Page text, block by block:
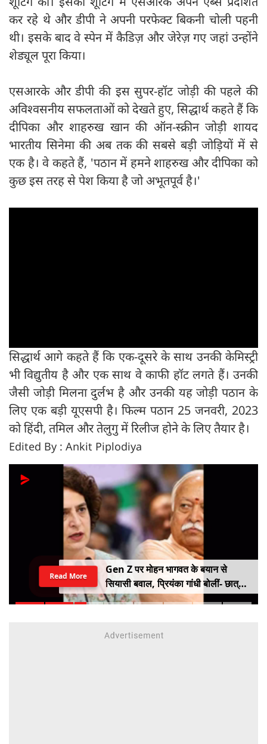
कर रहे थे और डीपी ने अपनी परफेक्ट बिकनी चोली पहनी
थी। इसके बाद वे स्पेन में कैडिज़ और जेरेज़ गए जहां उन्होंने
शेड्यूल पूरा किया।
एसआरके और डीपी की इस सुपर-हॉट जोड़ी की पहले की
अविश्वसनीय सफलताओं को देखते हुए, सिद्धार्थ कहते हैं कि
दीपिका और शाहरुख खान की ऑन-स्क्रीन जोड़ी शायद
भारतीय सिनेमा की अब तक की सबसे बड़ी जोड़ियों में से
एक है। वे कहते हैं, 'पठान में हमने शाहरुख और दीपिका को
कुछ इस तरह से पेश किया है जो अभूतपूर्व है।'
सिद्धार्थ आगे कहते हैं कि एक-दूसरे के साथ उनकी केमिस्ट्री
भी विद्युतीय है और एक साथ वे काफी हॉट लगते हैं। उनकी
जैसी जोड़ी मिलना दुर्लभ है और उनकी यह जोड़ी पठान के
लिए एक बड़ी यूएसपी है। फिल्म पठान 25 जनवरी, 2023
को हिंदी, तमिल और तेलुगु में रिलीज होने के लिए तैयार है।
Edited By : Ankit Piplodiya
Gen Z पर मोहन भागवत के बयान से
सियासी बवाल, प्रियंका गांधी बोलीं- छात्रों
को किसी सर्टिफिकेट की जरूरत नहीं
Read More